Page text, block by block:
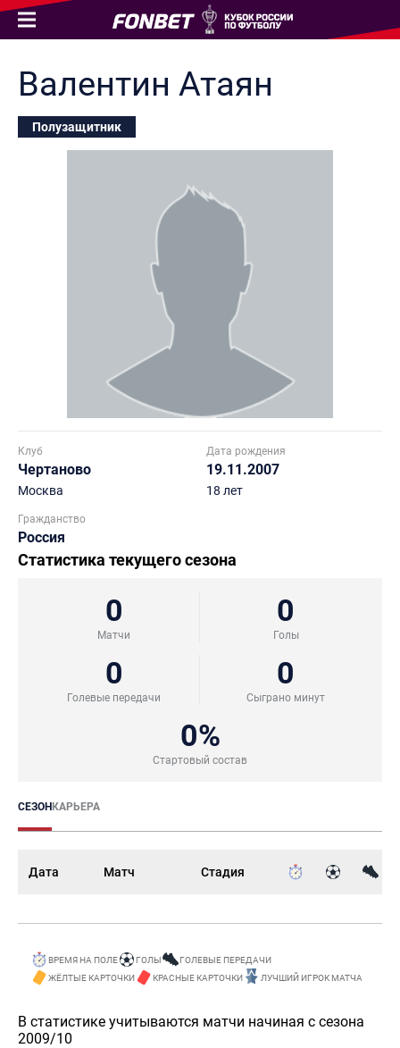
Валентин Атаян
Полузащитник
Клуб
Чертаново
Москва
Дата рождения
19.11.2007
18 лет
Гражданство
Россия
Статистика текущего сезона
0
Матчи
0
Голы
0
Голевые передачи
0
Сыграно минут
0%
Стартовый состав
СЕЗОНКАРЬЕРА
Дата Матч Стадия
ВРЕМЯ НА ПОЛЕ ГОЛЫ
ГОЛЕВЫЕ ПЕРЕДАЧИ
ЖЁЛТЫЕ КАРТОЧКИ
КРАСНЫЕ КАРТОЧКИ ЛУЧШИЙ ИГРОК МАТЧА
В статистике учитываются матчи начиная с сезона
2009/10